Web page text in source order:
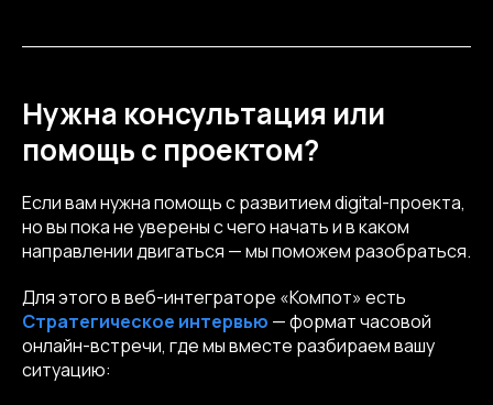
Нужна консультация или
помощь с проектом?
Если вам нужна помощь с развитием digital-проекта,
но вы пока не уверены с чего начать и в каком
направлении двигаться — мы поможем разобраться.
Для этого в веб-интеграторе «Компот» есть
Стратегическое интервью — формат часовой
онлайн-встречи, где мы вместе разбираем вашу
ситуацию: